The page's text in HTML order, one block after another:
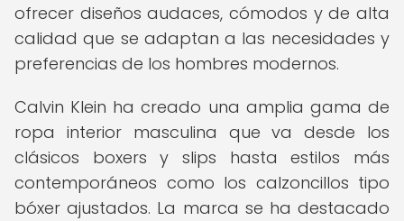
ofrecer diseños audaces, cómodos y de alta
calidad que se adaptan a las necesidades y
preferencias de los hombres modernos.
Calvin Klein ha creado una amplia gama de
ropa interior masculina que va desde los
clásicos boxers y slips hasta estilos más
contemporáneos como los calzoncillos tipo
bóxer ajustados. La marca se ha destacado